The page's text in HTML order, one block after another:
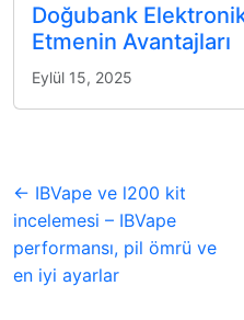
Doğubank
Etmenin Avantajları
Eylül 15, 2025
← IBVape ve l200 kit
incelemesi – IBVape
performansı, pil ömrü ve
en iyi ayarlar